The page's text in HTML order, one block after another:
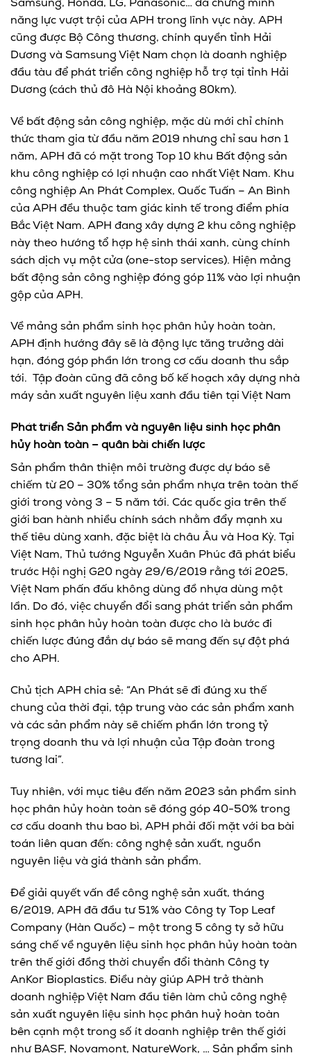
Samsung, Honda, LG, Panasonic… đã chứng minh
năng lực vượt trội của APH trong lĩnh vực này. APH
cũng được Bộ Công thương, chính quyền tỉnh Hải
Dương và Samsung Việt Nam chọn là doanh nghiệp
đầu tàu để phát triển công nghiệp hỗ trợ tại tỉnh Hải
Dương (cách thủ đô Hà Nội khoảng 80km).
Về bất động sản công nghiệp, mặc dù mới chỉ chính
thức tham gia từ đầu năm 2019 nhưng chỉ sau hơn 1
năm, APH đã có mặt trong Top 10 khu Bất động sản
khu công nghiệp có lợi nhuận cao nhất Việt Nam. Khu
công nghiệp An Phát Complex, Quốc Tuấn – An Bình
của APH đều thuộc tam giác kinh tế trong điểm phía
Bắc Việt Nam. APH đang xây dựng 2 khu công nghiệp
này theo hướng tổ hợp hệ sinh thái xanh, cùng chính
sách dịch vụ một cửa (one-stop services). Hiện mảng
bất động sản công nghiệp đóng góp 11% vào lợi nhuận
gộp của APH.
Về mảng sản phẩm sinh học phân hủy hoàn toàn,
APH định hướng đây sẽ là động lực tăng trưởng dài
hạn, đóng góp phần lớn trong cơ cấu doanh thu sắp
tới. Tập đoàn cũng đã công bố kế hoạch xây dựng nhà
máy sản xuất nguyên liệu xanh đầu tiên tại Việt Nam
Phát triển Sản phẩm và nguyên liệu sinh học phân
hủy hoàn toàn – quân bài chiến lược
Sản phẩm thân thiện môi trường được dự báo sẽ
chiếm từ 20 – 30% tổng sản phẩm nhựa trên toàn thế
giới trong vòng 3 – 5 năm tới. Các quốc gia trên thế
giới ban hành nhiều chính sách nhằm đẩy mạnh xu
thế tiêu dùng xanh, đặc biệt là châu Âu và Hoa Kỳ. Tại
Việt Nam, Thủ tướng Nguyễn Xuân Phúc đã phát biểu
trước Hội nghị G20 ngày 29/6/2019 rằng tới 2025,
Việt Nam phấn đấu không dùng đồ nhựa dùng một
lần. Do đó, việc chuyển đổi sang phát triển sản phẩm
sinh học phân hủy hoàn toàn được cho là bước đi
chiến lược đúng đắn dự báo sẽ mang đến sự đột phá
cho APH.
Chủ tịch APH chia sẻ: “An Phát sẽ đi đúng xu thế
chung của thời đại, tập trung vào các sản phẩm xanh
và các sản phẩm này sẽ chiếm phần lớn trong tỷ
trọng doanh thu và lợi nhuận của Tập đoàn trong
tương lai”.
Tuy nhiên, với mục tiêu đến năm 2023 sản phẩm sinh
học phân hủy hoàn toàn sẽ đóng góp 40-50% trong
cơ cấu doanh thu bao bì, APH phải đối mặt với ba bài
toán liên quan đến: công nghệ sản xuất, nguồn
nguyên liệu và giá thành sản phẩm.
Để giải quyết vấn đề công nghệ sản xuất, tháng
6/2019, APH đã đầu tư 51% vào Công ty Top Leaf
Company (Hàn Quốc) – một trong 5 công ty sở hữu
sáng chế về nguyên liệu sinh học phân hủy hoàn toàn
trên thế giới đồng thời chuyển đổi thành Công ty
AnKor Bioplastics. Điều này giúp APH trở thành
doanh nghiệp Việt Nam đầu tiên làm chủ công nghệ
sản xuất nguyên liệu sinh học phân huỷ hoàn toàn
bên cạnh một trong số ít doanh nghiệp trên thế giới
như BASF, Novamont, NatureWork, … Sản phẩm sinh